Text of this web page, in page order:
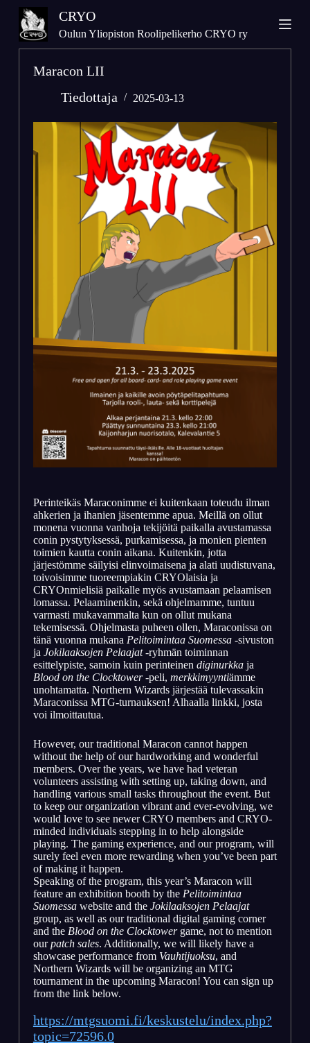
k
CRYO
Oulun Yliopiston Roolipelikerho CRYO ry
Maracon LII
Tiedottaja
2025-03-13
Perinteikäs Maraconimme ei kuitenkaan toteudu ilman
ahkerien ja ihanien jäsentemme apua. Meillä on ollut
monena vuonna vanhoja tekijöitä paikalla avustamassa
conin pystytyksessä, purkamisessa, ja monien pienten
toimien kautta conin aikana. Kuitenkin, jotta
järjestömme säilyisi elinvoimaisena ja alati uudistuvana,
toivoisimme tuoreempiakin CRYOlaisia ja
CRYOnmielisiä paikalle myös avustamaan pelaamisen
lomassa. Pelaaminenkin, sekä ohjelmamme, tuntuu
varmasti mukavammalta kun on ollut mukana
tekemisessä. Ohjelmasta puheen ollen, Maraconissa on
tänä vuonna mukana Pelitoimintaa Suomessa-sivuston
ja Jokilaaksojen Pelaajat-ryhmän toiminnan
esittelypiste, samoin kuin perinteinen diginurkkaja
Blood on the Clocktower-peli, merkkimyyntiämme
unohtamatta. Northern Wizards järjestää tulevassakin
Maraconissa MTG-turnauksen! Alhaalla linkki, josta
voi ilmoittautua.
However, our traditional Maracon cannot happen
without the help of our hardworking and wonderful
members. Over the years, we have had veteran
volunteers assisting with setting up, taking down, and
handling various small tasks throughout the event. But
to keep our organization vibrant and ever-evolving, we
would love to see newer CRYO members and CRYO-
minded individuals stepping in to help alongside
playing. The gaming experience, and our program, will
surely feel even more rewarding when you’ve been part
of making it happen.
Speaking of the program, this year’s Maracon will
feature an exhibition booth by the Pelitoimintaa
Suomessawebsite and the Jokilaaksojen Pelaajat
group, as well as our traditional digital gaming corner
and the Blood on the Clocktowergame, not to mention
ourpatch sales. Additionally, we will likely have a
showcase performance from Vauhtijuoksu, and
Northern Wizards will be organizing an MTG
tournament in the upcoming Maracon! You can sign up
from the link below.
https://mtgsuomi.fi/keskustelu/index.php?
topic=72596.0